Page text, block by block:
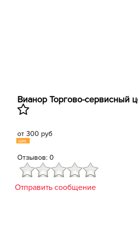
Вианор Торгово-сервисный
от 300 руб
шт.
Отзывов: 0
Отправить сообщение